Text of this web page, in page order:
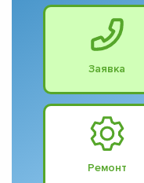
Заявка
Ремонт